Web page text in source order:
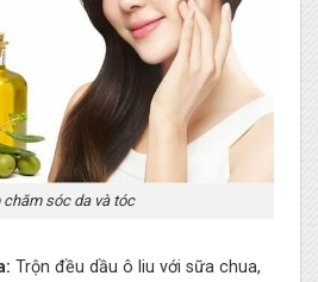
chăm sóc da và tóc
Trộn đều dầu ô liu với sữa chua,